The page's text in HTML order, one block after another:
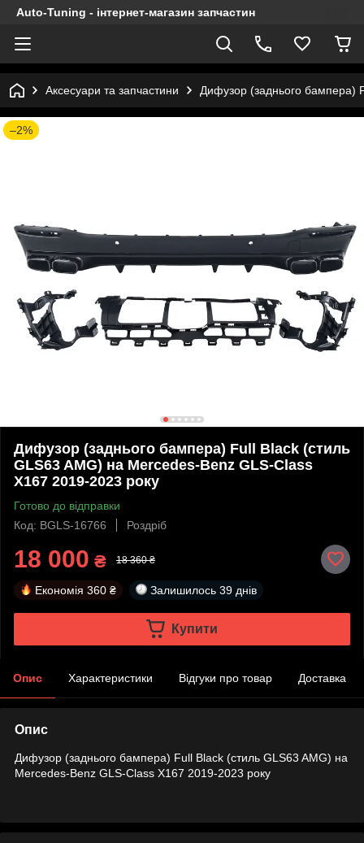
Auto-Tuning - інтернет-магазин запчастин
Аксесуари та запчастини Дифузор (заднього бампера)
–2%
Дифузор (заднього бампера) Full Black (стиль
GLS63 AMG) на Mercedes-Benz GLS-Class
X167 2019-2023 року
Готово до відправки
Код: BGLS-16766
Роздріб
18 000 ₴ 18 360 ₴
Економія 360 ₴ Залишилось 39 днів
Купити
Опис Характеристики Відгуки про товар Доставка
Опис
Дифузор (заднього бампера) Full Black (стиль GLS63 AMG) на
Mercedes-Benz GLS-Class X167 2019-2023 року